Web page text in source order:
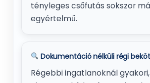
tényleges csőfutás sokszor
egyértelmű.
Dokumentáció nélküli régi
Régebbi ingatlanoknál